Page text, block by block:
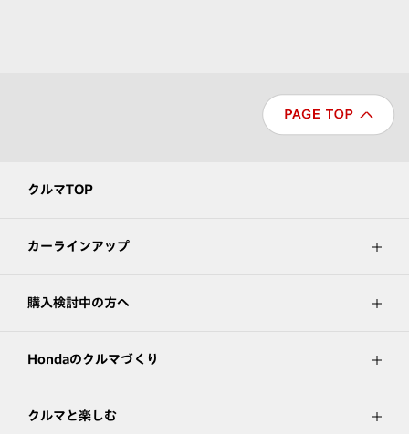
クルマTOP
カーラインアップ
購入検討中の方へ
Hondaのクルマづくり
クルマと楽しむ